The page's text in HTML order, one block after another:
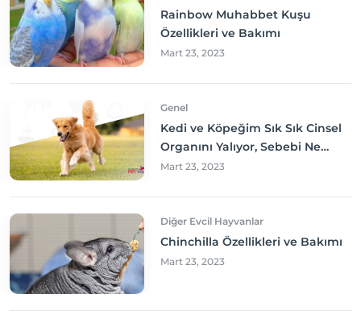
Rainbow Muhabbet Kuşu
Özellikleri ve Bakımı
Mart 23, 2023
Genel
Kedi ve Köpeğim Sık Sık Cinsel
Organını Yalıyor, Sebebi Ne
Olabilir? Neler yapmalıyım?
Mart 23, 2023
Diğer Evcil Hayvanlar
Chinchilla Özellikleri ve Bakımı
Mart 23, 2023